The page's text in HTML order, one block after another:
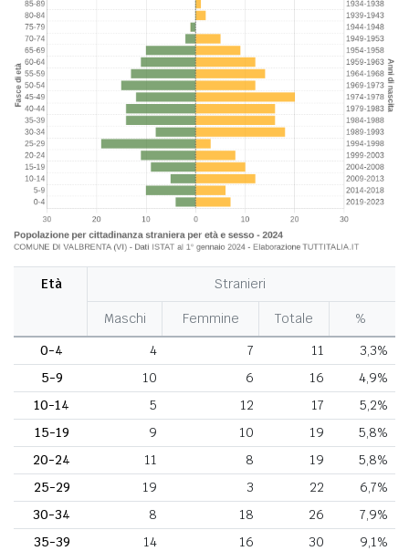
Età Stranieri
Maschi Femmine Totale
%
0-4
4 7 11
3,3%
5-9
10 6 16
4,9%
10-14
5 12 17
5,2%
15-19
9 10 19
5,8%
20-24
11 8 19
5,8%
25-29
19 3 22
6,7%
30-34
8 18 26
7,9%
35-39
14 16 30
9,1%